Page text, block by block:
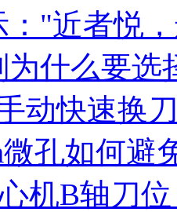
："近者悦
什么要选
动快速换
孔如何避
机B轴刀